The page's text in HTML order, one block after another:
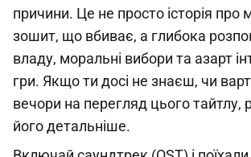
причини. Це не просто історія про
зошит, що вбиває, а глибока
владу, моральні вибори та азарт
гри. Якщо ти досі не знаєш, чи
вечори на перегляд цього тайтлу,
його детальніше.